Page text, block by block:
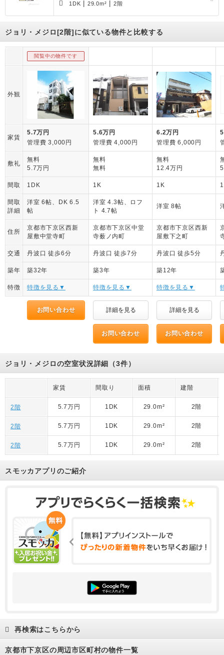
1DK | 29.0m² |2階
ジョリ・メジロ[2階]に似ている物件と比較する
閲覧中の物件です
外観
家賃
5.7万円
管理費 3,000円
5.6万円
管理費 4,000円
6.2万円
管理費 6,000円
敷礼
無料
5.7万円
無料
無料
無料
12.4万円
間取 1DK 1K 1K
間取
詳細
洋室 6帖、DK 6.5
帖
洋室 4.3帖、ロフ
ト 4.7帖
洋室 8帖
住所
京都市下京区西新
屋敷中堂寺町
京都市下京区中堂
寺薮ノ内町
京都市下京区西新
屋敷下之町
交通 丹波口 徒歩6分 丹波口 徒歩7分 丹波口 徒歩5分
築年 築32年 築3年 築12年
特徴 特徴を見る▼ 特徴を見る▼ 特徴を見る▼
お問い合わせ 詳細を見る 詳細を見る
お問い合わせ お問い合わせ
ジョリ・メジロの空室状況詳細（3件）
家賃 間取り 面積 建階
2階 5.7万円 1DK 29.0m² 2階
2階 5.7万円 1DK 29.0m² 2階
2階 5.7万円 1DK 29.0m² 2階
スモッカアプリのご紹介
再検索はこちらから
京都市下京区の周辺市区町村の物件一覧